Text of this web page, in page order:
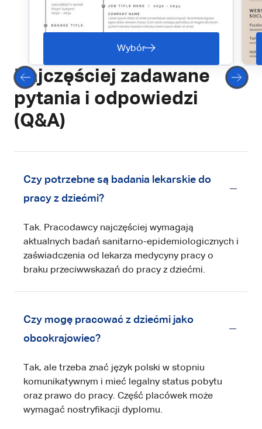
Wybór
Najczęściej zadawane
pytania i odpowiedzi
(Q&A)
Czy potrzebne są badania lekarskie do
pracy z dziećmi?
Tak. Pracodawcy najczęściej wymagają
aktualnych badań sanitarno-epidemiologicznych i
zaświadczenia od lekarza medycyny pracy o
braku przeciwwskazań do pracy z dziećmi.
Czy mogę pracować z dziećmi jako
obcokrajowiec?
Tak, ale trzeba znać język polski w stopniu
komunikatywnym i mieć legalny status pobytu
oraz prawo do pracy. Część placówek może
wymagać nostryfikacji dyplomu.